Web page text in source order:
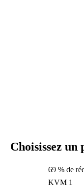
Choisissez
69 % de
KVM 1